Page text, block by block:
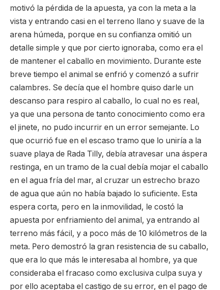
motivó la pérdida de la apuesta, ya con la meta a la
vista y entrando casi en el terreno llano y suave de la
arena húmeda, porque en su confianza omitió un
detalle simple y que por cierto ignoraba, como era el
de mantener el caballo en movimiento. Durante este
breve tiempo el animal se enfrió y comenzó a sufrir
calambres. Se decía que el hombre quiso darle un
descanso para respiro al caballo, lo cual no es real,
ya que una persona de tanto conocimiento como era
el jinete, no pudo incurrir en un error semejante. Lo
que ocurrió fue en el escaso tramo que lo uniría a la
suave playa de Rada Tilly, debía atravesar una áspera
restinga, en un tramo de la cual debía mojar el caballo
en el agua fría del mar, al cruzar un estrecho brazo
de agua que aún no había bajado lo suficiente. Esta
espera corta, pero en la inmovilidad, le costó la
apuesta por enfriamiento del animal, ya entrando al
terreno más fácil, y a poco más de 10 kilómetros de la
meta. Pero demostró la gran resistencia de su caballo,
que era lo que más le interesaba al hombre, ya que
consideraba el fracaso como exclusiva culpa suya y
por ello aceptaba el castigo de su error, en el pago de